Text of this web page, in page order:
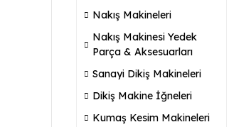
Nakış Makineleri
Nakış Makinesi Yedek
Parça & Aksesuarları
Sanayi Dikiş Makineleri
Dikiş Makine İğneleri
Kumaş Kesim Makineleri